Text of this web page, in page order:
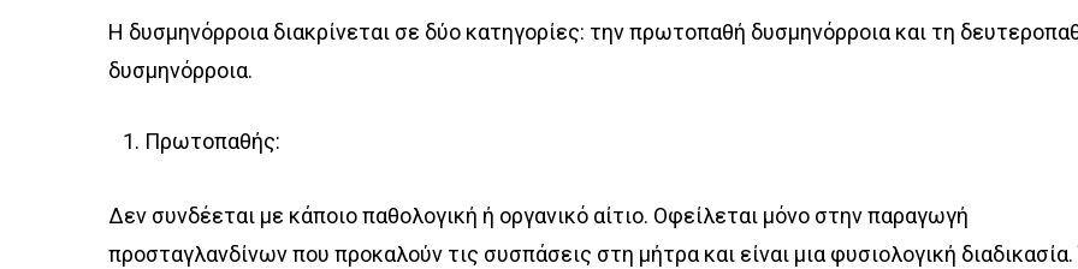
Η δυσμηνόρροια διακρίνεται σε δύο κατηγορίες: την πρωτοπαθή δυσμηνόρροια και τη
δυσμηνόρροια.
Πρωτοπαθής:
Δεν συνδέεται με κάποιο παθολογική ή οργανικό αίτιο. Οφείλεται μόνο στην παραγωγή
προσταγλανδίνων που προκαλούν τις συσπάσεις στη μήτρα και είναι μια φυσιολογική